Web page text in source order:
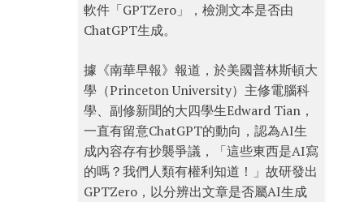
軟件「GPTZero」，檢測文本是否由
ChatGPT生成。
據《南華早報》報道，於美國普林斯頓大
學（Princeton University）主修電腦科
學、副修新聞的大四學生Edward Tian，
一直有留意ChatGPT的動向，認為AI生
成內容存有抄襲爭議，「這些東西是AI寫
的嗎？我們人類有權利知道！」故研發出
GPTZero，以分辨出文章是否屬AI生成